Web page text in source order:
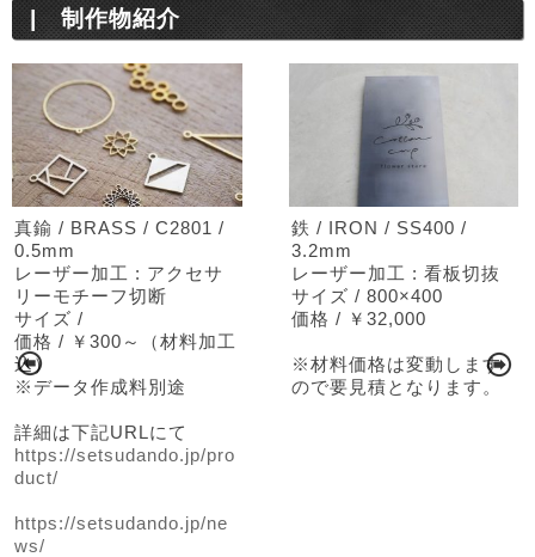
制作物紹介
真鍮 / BRASS / C2801 /
0.5mm
レーザー加工 : アクセサ
リーモチーフ切断
サイズ /
価格 / ￥300～（材料加工
込）
※データ作成料別途
詳細は下記URLにて
https://setsudando.jp/pro
duct/
https://setsudando.jp/ne
ws/
鉄 / IRON / SS400 /
3.2mm
レーザー加工 : 看板切抜
サイズ / 800×400
価格 / ￥32,000
※材料価格は変動します
ので要見積となります。